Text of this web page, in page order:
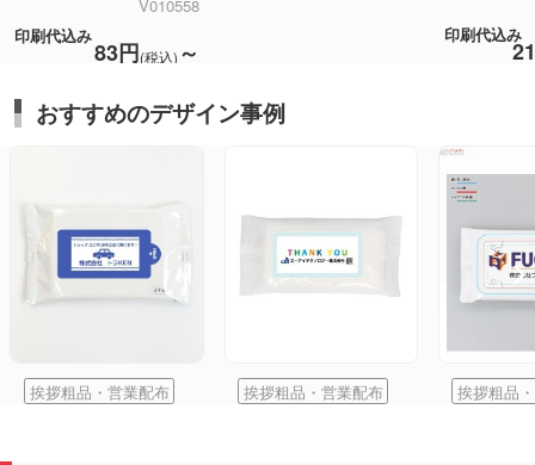
V010558
印刷代込み
83円(税込) ～
印刷代込み
おすすめのデザイン事例
挨拶粗品・営業配布 挨拶粗品・営業配布 挨拶粗品